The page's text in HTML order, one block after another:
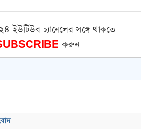
ইউটিউব চ্যানেলের সঙ্গে থাকতে
করুন